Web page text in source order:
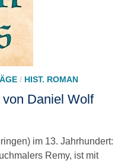
/ HIST. ROMAN
Daniel Wolf
im 13. Jahrhundert:
Remy, ist mit